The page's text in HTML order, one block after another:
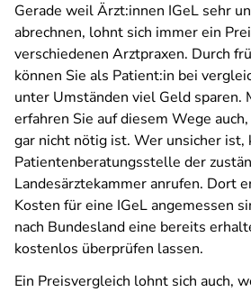
Gerade weil Ärzt:innen IGeL sehr
abrechnen, lohnt sich immer ein
verschiedenen Arztpraxen. Durch
können Sie als Patient:in bei
unter Umständen viel Geld sparen.
erfahren Sie auf diesem Wege
gar nicht nötig ist. Wer unsicher ist,
Patientenberatungsstelle der
Landesärztekammer anrufen. Dort
Kosten für eine IGeL angemessen
nach Bundesland eine bereits
kostenlos überprüfen lassen.
Ein Preisvergleich lohnt sich auch,